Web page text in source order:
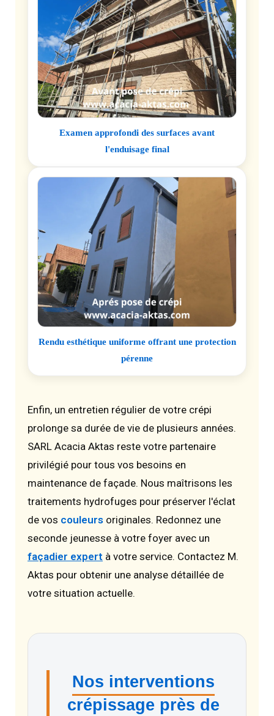
Examen approfondi des surfaces avant
l'enduisage final
Rendu esthétique uniforme offrant une protection
pérenne
Enfin, un entretien régulier de votre crépi
prolonge sa durée de vie de plusieurs années.
SARL Acacia Aktas reste votre partenaire
privilégié pour tous vos besoins en
maintenance de façade. Nous maîtrisons les
traitements hydrofuges pour préserver l'éclat
de vos couleurs originales. Redonnez une
seconde jeunesse à votre foyer avec un
façadier expert à votre service. Contactez M.
Aktas pour obtenir une analyse détaillée de
votre situation actuelle.
Nos interventions
crépissage près de